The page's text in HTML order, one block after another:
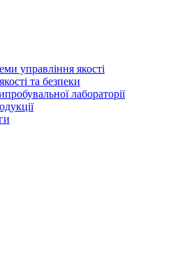
управління якості
та безпеки
лабораторії